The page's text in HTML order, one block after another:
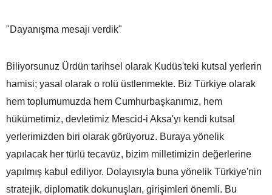
"Dayanışma mesajı verdik"
Biliyorsunuz Ürdün tarihsel olarak Kudüs'teki kutsal yerlerin
hamisi; yasal olarak o rolü üstlenmekte. Biz Türkiye olarak
hem toplumumuzda hem Cumhurbaşkanımız, hem
hükümetimiz, devletimiz Mescid-i Aksa'yı kendi kutsal
yerlerimizden biri olarak görüyoruz. Buraya yönelik
yapılacak her türlü tecavüz, bizim milletimizin değerlerine
yapılmış kabul ediliyor. Dolayısıyla buna yönelik Türkiye'nin
stratejik, diplomatik dokunuşları, girişimleri önemli. Bu